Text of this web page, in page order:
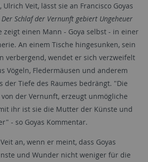
Ulrich Veit, lässt sie an Francisco Goyas
Der Schlaf der Vernunft gebiert Ungeheuer
zeigt einen Mann - Goya selbst - in einer
An einem Tische hingesunken, sein
verbergend, wendet er sich verzweifelt
Vögeln, Fledermäusen und anderem
der Tiefe des Raumes bedrängt. "Die
von der Vernunft, erzeugt unmögliche
ihr ist sie die Mutter der Künste und
- so Goyas Kommentar.
an, wenn er meint, dass Goyas
und Wunder nicht weniger für die